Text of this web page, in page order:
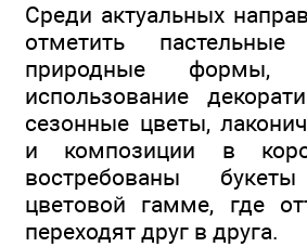
Среди актуальных
отметить пастельные
природные формы,
использование
сезонные цветы,
и композиции в
востребованы
цветовой гамме, где
переходят друг в друга.